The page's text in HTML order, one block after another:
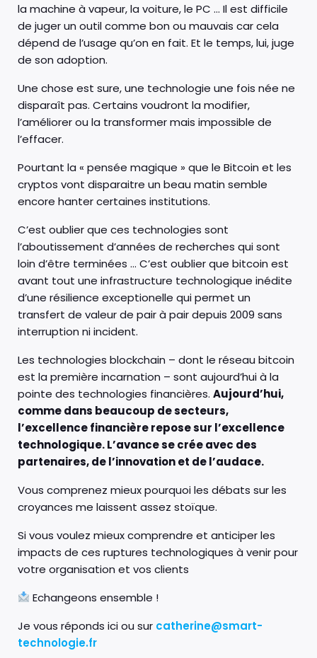
la machine à vapeur, la voiture, le PC … Il est difficile
de juger un outil comme bon ou mauvais car cela
dépend de l’usage qu’on en fait. Et le temps, lui, juge
de son adoption.
Une chose est sure, une technologie une fois née ne
disparaît pas. Certains voudront la modifier,
l’améliorer ou la transformer mais impossible de
l’effacer.
Pourtant la « pensée magique » que le Bitcoin et les
cryptos vont disparaitre un beau matin semble
encore hanter certaines institutions.
C’est oublier que ces technologies sont
l’aboutissement d’années de recherches qui sont
loin d’être terminées … C’est oublier que bitcoin est
avant tout une infrastructure technologique inédite
d’une résilience exceptionelle qui permet un
transfert de valeur de pair à pair depuis 2009 sans
interruption ni incident.
Les technologies blockchain – dont le réseau bitcoin
est la première incarnation – sont aujourd’hui à la
pointe des technologies financières. Aujourd’hui,
comme dans beaucoup de secteurs,
l’excellence financière repose sur l’excellence
technologique. L’avance se crée avec des
partenaires, de l’innovation et de l’audace.
Vous comprenez mieux pourquoi les débats sur les
croyances me laissent assez stoïque.
Si vous voulez mieux comprendre et anticiper les
impacts de ces ruptures technologiques à venir pour
votre organisation et vos clients
Echangeons ensemble !
Je vous réponds ici ou sur catherine@smart-
technologie.fr